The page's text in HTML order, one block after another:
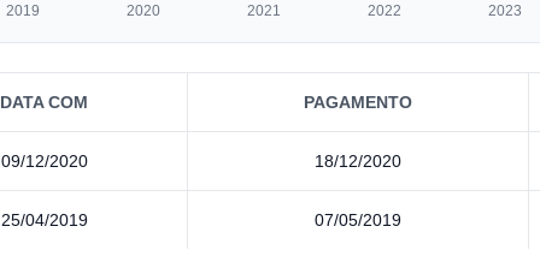
2019 2020 2021 2022 2023
DATA COM PAGAMENTO
09/12/2020 18/12/2020
25/04/2019 07/05/2019